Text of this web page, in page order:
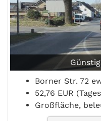
Borner Str. 72
52,76 EUR
Großfläche,